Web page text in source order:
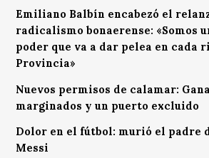
Emiliano Balbín encabezó el
radicalismo bonaerense: «Somos
poder que va a dar pelea en cada
Provincia»
Nuevos permisos de calamar:
marginados y un puerto excluido
Dolor en el fútbol: murió el padre
Messi